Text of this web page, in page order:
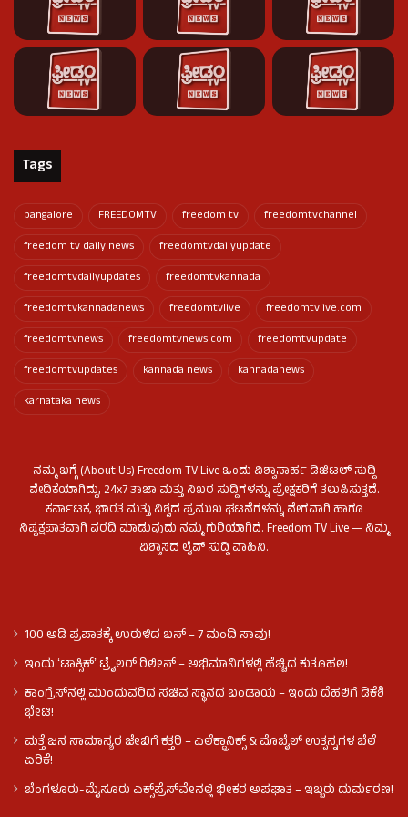
Tags
bangalore FREEDOMTV freedom tv
freedomtvchannel
freedom tv daily news
freedomtvdailyupdate
freedomtvdailyupdates
freedomtvkannada
freedomtvkannadanews
freedomtvlive
freedomtvlive.com
freedomtvnews
freedomtvnews.com
freedomtvupdate
freedomtvupdates
kannada news
kannadanews
karnataka news
ನಮ್ಮ ಬಗ್ಗೆ (About Us) Freedom TV Live ಒಂದು ವಿಶ್ವಾಸಾರ್ಹ ಡಿಜಿಟಲ್ ಸುದ್ದಿ
ವೇದಿಕೆಯಾಗಿದ್ದು, 24x7 ತಾಜಾ ಮತ್ತು ನಿಖರ ಸುದ್ದಿಗಳನ್ನು ಪ್ರೇಕ್ಷಕರಿಗೆ ತಲುಪಿಸುತ್ತದೆ.
ಕರ್ನಾಟಕ, ಭಾರತ ಮತ್ತು ವಿಶ್ವದ ಪ್ರಮುಖ ಘಟನೆಗಳನ್ನು ವೇಗವಾಗಿ ಹಾಗೂ
ನಿಷ್ಪಕ್ಷಪಾತವಾಗಿ ವರದಿ ಮಾಡುವುದು ನಮ್ಮ ಗುರಿಯಾಗಿದೆ. Freedom TV Live — ನಿಮ್ಮ
ವಿಶ್ವಾಸದ ಲೈವ್ ಸುದ್ದಿ ವಾಹಿನಿ.
100 ಅಡಿ ಪ್ರಪಾತಕ್ಕೆ ಉರುಳಿದ ಬಸ್‌ – 7 ಮಂದಿ ಸಾವು!
ಇಂದು ʻಟಾಕ್ಸಿಕ್ʼ ಟ್ರೈಲರ್ ರಿಲೀಸ್‌ – ಅಭಿಮಾನಿಗಳಲ್ಲಿ ಹೆಚ್ಚಿದ ಕುತೂಹಲ!
ಕಾಂಗ್ರೆಸ್​ನಲ್ಲಿ ಮುಂದುವರಿದ ಸಚಿವ ಸ್ಥಾನದ ಬಂಡಾಯ – ಇಂದು ದೆಹಲಿಗೆ ಡಿಕೆಶಿ
ಭೇಟಿ!
ಮತ್ತೆ ಜನ ಸಾಮಾನ್ಯರ ಜೇಬಿಗೆ ಕತ್ತರಿ – ಎಲೆಕ್ಟ್ರಾನಿಕ್ಸ್ & ಮೊಬೈಲ್ ಉತ್ಪನ್ನಗಳ ಬೆಲೆ
ಏರಿಕೆ!
ಬೆಂಗಳೂರು-ಮೈಸೂರು ಎಕ್ಸ್‌ಪ್ರೆಸ್‌ವೇನಲ್ಲಿ ಭೀಕರ ಅಪಘಾತ – ಇಬ್ಬರು ದುರ್ಮರಣ!